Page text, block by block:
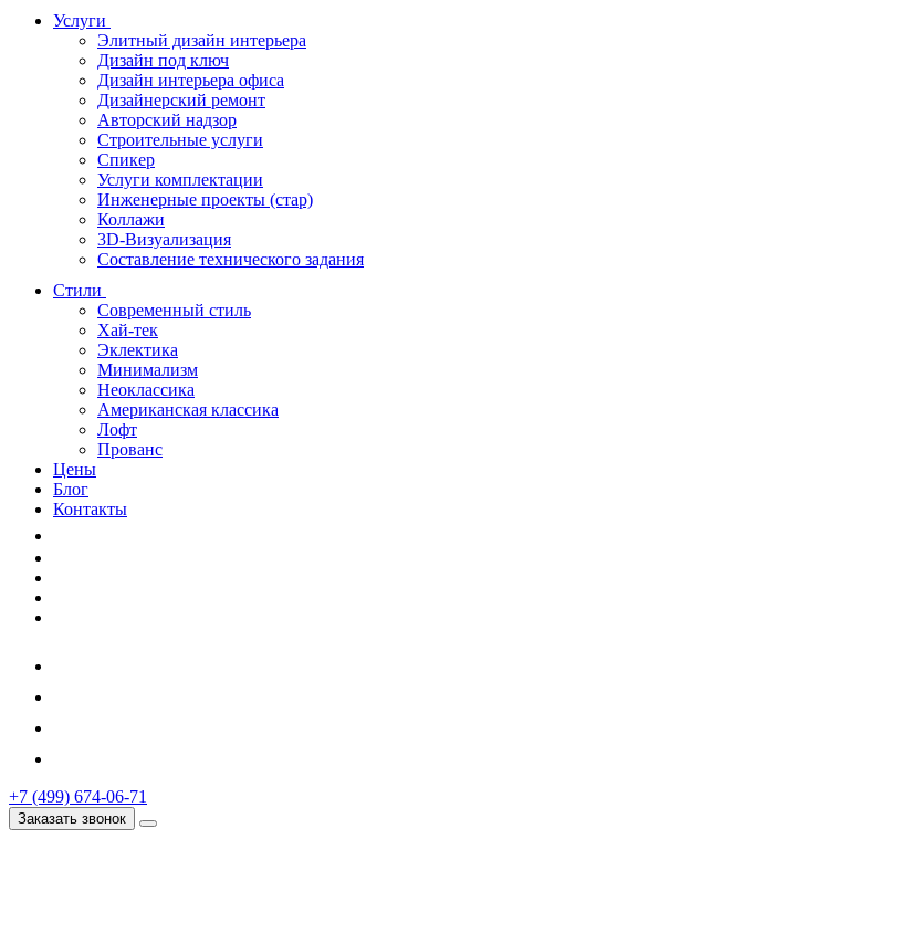
Услуги
Элитный дизайн интерьера
Дизайн под ключ
Дизайн интерьера офиса
Дизайнерский ремонт
Авторский надзор
Строительные услуги
Спикер
Услуги комплектации
Инженерные проекты (стар)
Коллажи
3D-Визуализация
Составление технического задания
Стили
Современный стиль
Хай-тек
Эклектика
Минимализм
Неоклассика
Американская классика
Лофт
Прованс
Цены
Блог
Контакты
+7 (499) 674-06-71
Заказать звонок